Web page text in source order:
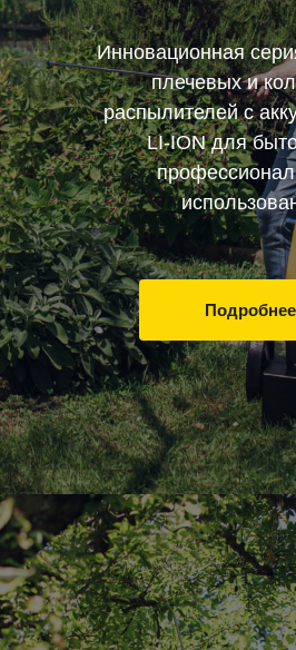
Инновационная
плечевых и
распылителей с
LI-ION для
Подробнее